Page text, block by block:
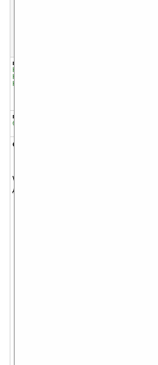
группы программы:
Наука
Наука
Наука
программа:
бесплатная
описание:
KnowWords программа
Windows Mobile 5, Windows Mobile
для повышения словарного запаса.
стороны пишется изучаемое